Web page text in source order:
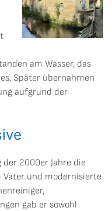
am Wasser, das
Später übernahmen
aufgrund der
2000er Jahre die
Vater und modernisierte
gab er sowohl